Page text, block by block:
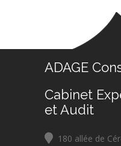
ADAGE
Cabinet
et Audit
180 allée de